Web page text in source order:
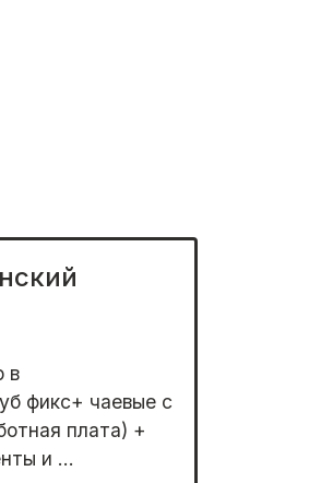
в
фикс+ чаевые с
плата) +
и ...